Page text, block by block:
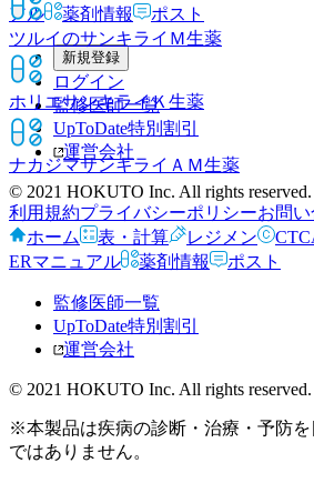
ツルイのサンキライＭ生薬
ホリエサンキライＫ 生薬
ナカジマサンキライＡＭ生薬
アル
薬剤情報 ポスト
新規登録
ログイン
監修医師一覧
UpToDate特別割引
運営会社
© 2021 HOKUTO Inc. All rights reserved.
利用規約プライバシーポリシーお問
ホーム
表・計算 レジメン
ERマニュアル
薬剤情報 ポスト
監修医師一覧
UpToDate特別割引
運営会社
© 2021 HOKUTO Inc. All rights reserved.
※本製品は疾病の診断・治療・予防
ではありません。